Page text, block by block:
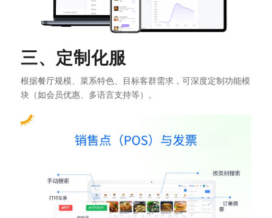
三、定制化服
根据餐厅规模、菜系特色、目标客群需求，可深度定制功能模
块（如会员优惠、多语言支持等）。